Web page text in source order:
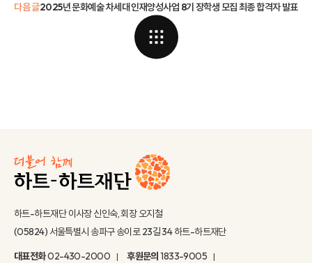
2025년 문화예술 차세대 인재양성사업 8기 장학생 모집 최종 합격자 발표
다음 글
하트-하트재단 이사장 신인숙, 회장 오지철
(05824) 서울특별시 송파구 송이로 23길 34 하트-하트재단
대표전화02-430-2000 후원문의1833-9005